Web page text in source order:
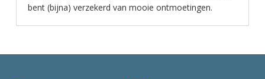
bent (bijna) verzekerd van mooie ontmoetingen.